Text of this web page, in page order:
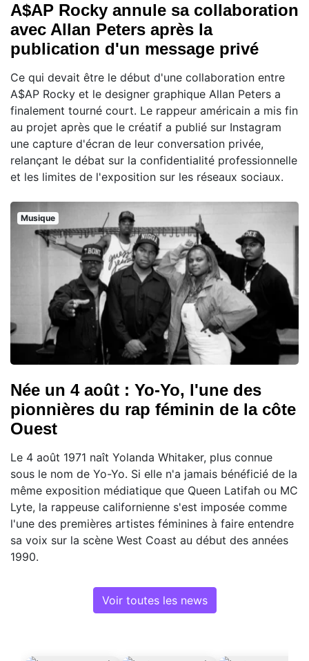
A$AP Rocky annule sa collaboration
avec Allan Peters après la
publication d'un message privé
Ce qui devait être le début d'une collaboration entre
A$AP Rocky et le designer graphique Allan Peters a
finalement tourné court. Le rappeur américain a mis fin
au projet après que le créatif a publié sur Instagram
une capture d'écran de leur conversation privée,
relançant le débat sur la confidentialité professionnelle
et les limites de l'exposition sur les réseaux sociaux.
Musique
Née un 4 août : Yo-Yo, l'une des
pionnières du rap féminin de la côte
Ouest
Le 4 août 1971 naît Yolanda Whitaker, plus connue
sous le nom de Yo-Yo. Si elle n'a jamais bénéficié de la
même exposition médiatique que Queen Latifah ou MC
Lyte, la rappeuse californienne s'est imposée comme
l'une des premières artistes féminines à faire entendre
sa voix sur la scène West Coast au début des années
1990.
Voir toutes les news